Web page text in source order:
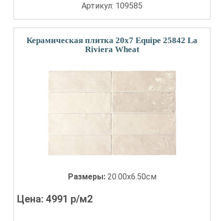
Артикул: 109585
Керамическая плитка 20x7 Equipe 25842 La
Riviera Wheat
Размеры: 20.00x6.50см
Цена:4991 р/м2